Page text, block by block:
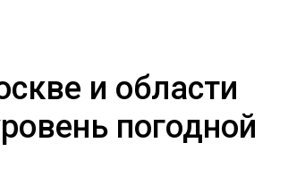
и области
погодной